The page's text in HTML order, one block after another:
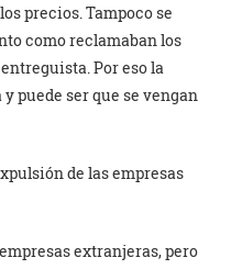
precios. Tampoco se
como reclamaban los
Por eso la
puede ser que se vengan
de las empresas
extranjeras, pero